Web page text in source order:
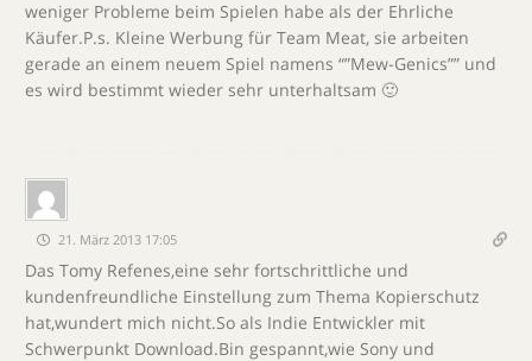
weniger Probleme beim Spielen habe als der Ehrliche
Käufer.P.s. Kleine Werbung für Team Meat, sie arbeiten
gerade an einem neuem Spiel namens “”Mew-Genics”” und
es wird bestimmt wieder sehr unterhaltsam 🙂
21. März 2013 17:05
Das Tomy Refenes,eine sehr fortschrittliche und
kundenfreundliche Einstellung zum Thema Kopierschutz
hat,wundert mich nicht.So als Indie Entwickler mit
Schwerpunkt Download.Bin gespannt,wie Sony und